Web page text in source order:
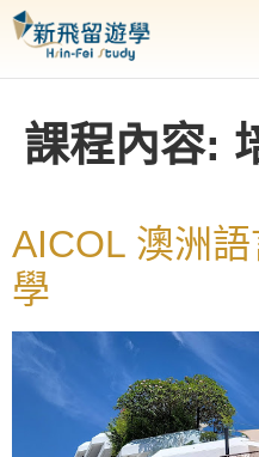
課程內容:
AICOL 澳洲
學